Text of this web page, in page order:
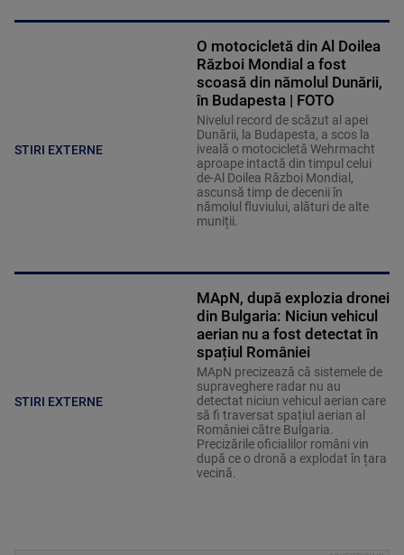
STIRI EXTERNE
O motocicletă din Al Doilea
Război Mondial a fost
scoasă din nămolul Dunării,
în Budapesta | FOTO
Nivelul record de scăzut al apei
Dunării, la Budapesta, a scos la
iveală o motocicletă Wehrmacht
aproape intactă din timpul celui
de-Al Doilea Război Mondial,
ascunsă timp de decenii în
nămolul fluviului, alături de alte
muniții.
STIRI EXTERNE
MApN, după explozia dronei
din Bulgaria: Niciun vehicul
aerian nu a fost detectat în
spațiul României
MApN precizează că sistemele de
supraveghere radar nu au
detectat niciun vehicul aerian care
să fi traversat spațiul aerian al
României către Bulgaria.
Precizările oficialilor români vin
după ce o dronă a explodat în țara
vecină.